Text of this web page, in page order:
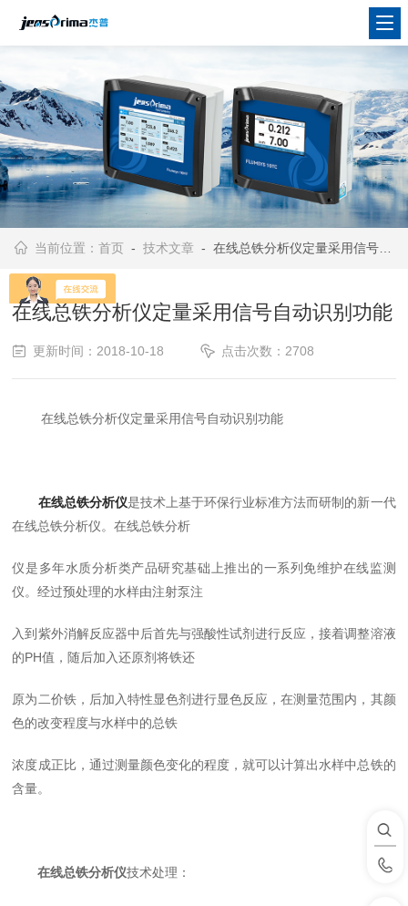
当前位置：首页 -技术文章 - 在线总铁分析仪定量采用信号自动识别功能
在线总铁分析仪定量采用信号自动识别功能
更新时间：2018-10-18 点击次数：2708
在线总铁分析仪定量采用信号自动识别功能
在线总铁分析仪是技术上基于环保行业标准方法而研制的新一代
在线总铁分析仪。在线总铁分析
仪是多年水质分析类产品研究基础上推出的一系列免维护在线监测
仪。经过预处理的水样由注射泵注
入到紫外消解反应器中后首先与强酸性试剂进行反应，接着调整溶液
的PH值，随后加入还原剂将铁还
原为二价铁，后加入特性显色剂进行显色反应，在测量范围内，其颜
色的改变程度与水样中的总铁
浓度成正比，通过测量颜色变化的程度，就可以计算出水样中总铁的
含量。
在线总铁分析仪技术处理：